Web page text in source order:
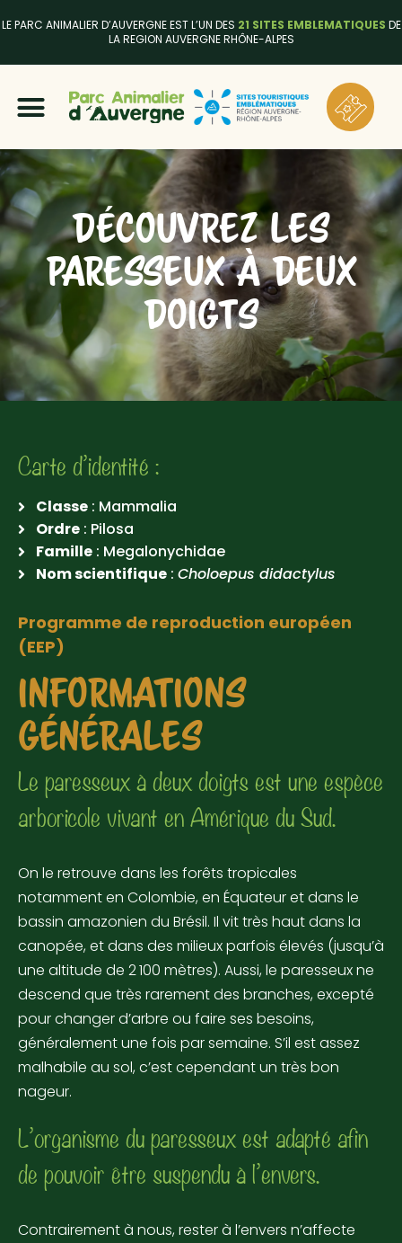
LE PARC ANIMALIER D’AUVERGNE EST L’UN DES 21 SITES EMBLEMATIQUES DE
LA REGION AUVERGNE RHÔNE-ALPES
DÉCOUVREZ LES
PARESSEUX À DEUX
DOIGTS
Carte d’identité :
Classe : Mammalia
Ordre : Pilosa
Famille : Megalonychidae
Nom scientifique : Choloepus didactylus
Programme de reproduction européen
(EEP)
INFORMATIONS
GÉNÉRALES
Le paresseux à deux doigts est une espèce
arboricole vivant en Amérique du Sud.
On le retrouve dans les forêts tropicales
notamment en Colombie, en Équateur et dans le
bassin amazonien du Brésil. Il vit très haut dans la
canopée, et dans des milieux parfois élevés (jusqu’à
une altitude de 2 100 mètres). Aussi, le paresseux ne
descend que très rarement des branches, excepté
pour changer d’arbre ou faire ses besoins,
généralement une fois par semaine. S’il est assez
malhabile au sol, c’est cependant un très bon
nageur.
L’organisme du paresseux est adapté afin
de pouvoir être suspendu à l’envers.
Contrairement à nous, rester à l’envers n’affecte